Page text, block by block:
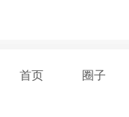
首页 圈子